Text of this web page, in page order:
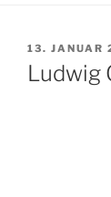
AM
13. JANUAR
Ludwig